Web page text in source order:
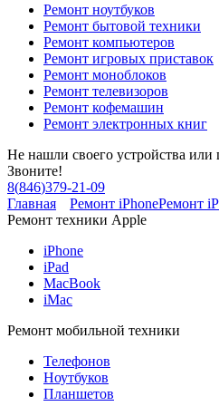
Ремонт ноутбуков
Ремонт бытовой техники
Ремонт компьютеров
Ремонт игровых приставок
Ремонт моноблоков
Ремонт телевизоров
Ремонт кофемашин
Ремонт электронных книг
Не нашли своего устройства или
Звоните!
8(846)379-21-09
Главная
Ремонт iPhoneРемонт
Ремонт техники Apple
iPhone
iPad
MacBook
iMac
Ремонт мобильной техники
Телефонов
Ноутбуков
Планшетов